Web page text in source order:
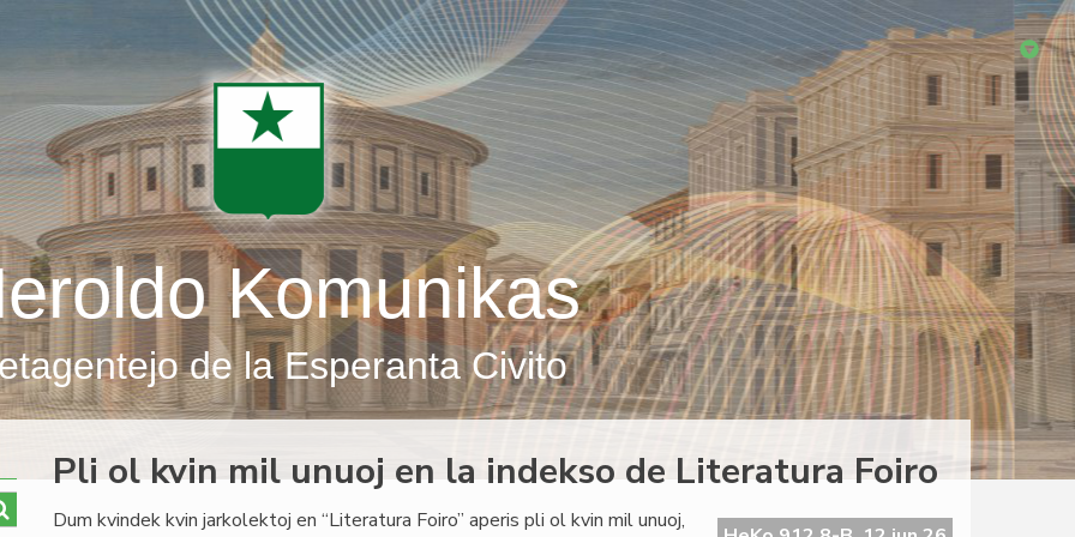
Komunikas
de la Esperanta Civito
Pli ol kvin mil unuoj en la indekso de Literatura Foiro
Dum kvindek kvin jarkolektoj en “Literatura Foiro” aperis pli ol kvin mil unuoj,